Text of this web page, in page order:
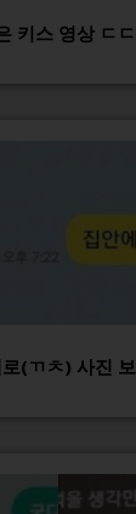
키스 영상 ㄷㄷ
(ㄲㅊ) 사진